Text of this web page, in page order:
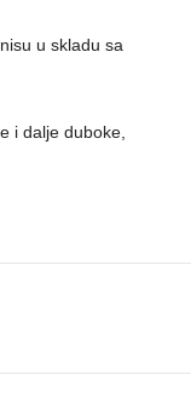
u skladu sa
i dalje duboke,